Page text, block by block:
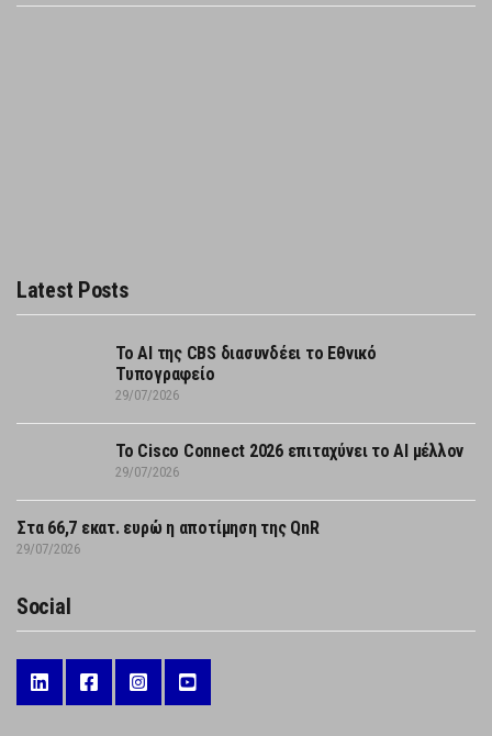
Latest Posts
Το AI της CBS διασυνδέει το Εθνικό
Τυπογραφείο
29/07/2026
Το Cisco Connect 2026 επιταχύνει το AI μέλλον
29/07/2026
Στα 66,7 εκατ. ευρώ η αποτίμηση της QnR
29/07/2026
Social